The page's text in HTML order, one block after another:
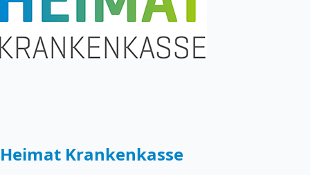
Heimat Krankenkasse